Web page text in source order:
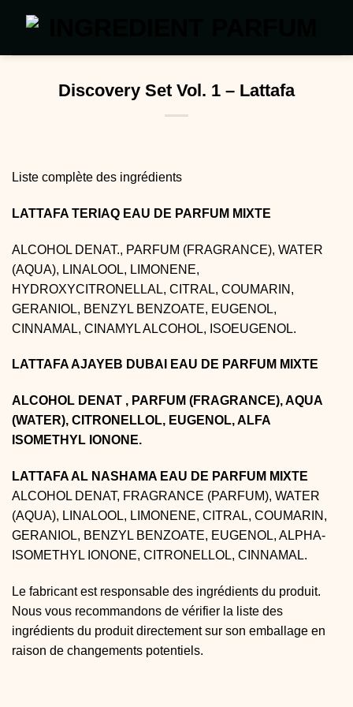
Discovery Set Vol. 1 – Lattafa
Liste complète des ingrédients
LATTAFA TERIAQ EAU DE PARFUM MIXTE
ALCOHOL DENAT., PARFUM (FRAGRANCE), WATER
(AQUA), LINALOOL, LIMONENE,
HYDROXYCITRONELLAL, CITRAL, COUMARIN,
GERANIOL, BENZYL BENZOATE, EUGENOL,
CINNAMAL, CINAMYL ALCOHOL, ISOEUGENOL.
LATTAFA AJAYEB DUBAI EAU DE PARFUM MIXTE
ALCOHOL DENAT , PARFUM (FRAGRANCE), AQUA
(WATER), CITRONELLOL, EUGENOL, ALFA
ISOMETHYL IONONE.
LATTAFA AL NASHAMA EAU DE PARFUM MIXTE
ALCOHOL DENAT, FRAGRANCE (PARFUM), WATER
(AQUA), LINALOOL, LIMONENE, CITRAL, COUMARIN,
GERANIOL, BENZYL BENZOATE, EUGENOL, ALPHA-
ISOMETHYL IONONE, CITRONELLOL, CINNAMAL.
Le fabricant est responsable des ingrédients du produit.
Nous vous recommandons de vérifier la liste des
ingrédients du produit directement sur son emballage en
raison de changements potentiels.